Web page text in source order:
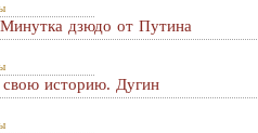
дзюдо от Путина
историю. Дугин